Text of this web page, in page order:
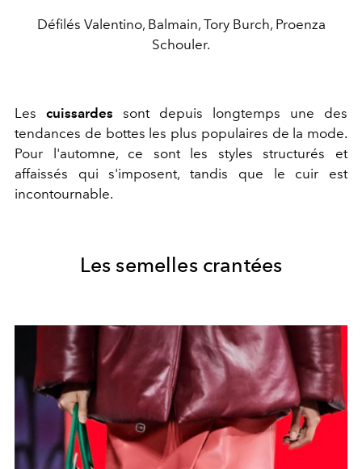
Défilés Valentino, Balmain, Tory Burch, Proenza
Schouler.
Les cuissardes sont depuis longtemps une des
tendances de bottes les plus populaires de la mode.
Pour l'automne, ce sont les styles structurés et
affaissés qui s'imposent, tandis que le cuir est
incontournable.
Les semelles crantées